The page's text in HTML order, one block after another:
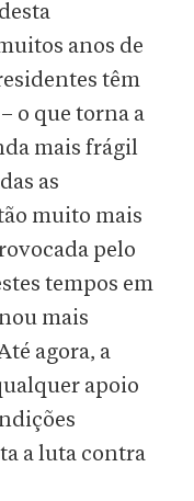
anos de
têm
o que torna a
mais frágil
as
muito mais
pelo
tempos em
mais
agora, a
apoio
a luta contra